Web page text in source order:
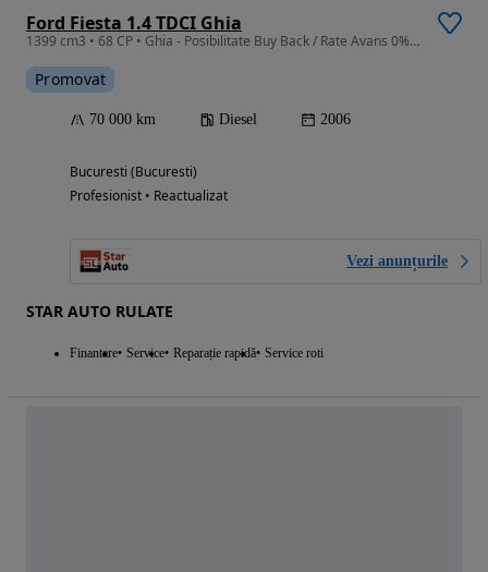
Ford Fiesta 1.4 TDCI Ghia
1399 cm3 • 68 CP • Ghia - Posibilitate Buy Back / Rate Avans 0% / Garantie 36 Luni
Promovat
70 000 km Diesel 2006
Bucuresti (Bucuresti)
Profesionist • Reactualizat
Vezi anunțurile
STAR AUTO RULATE
Finantare Service Reparație rapidă Service roti